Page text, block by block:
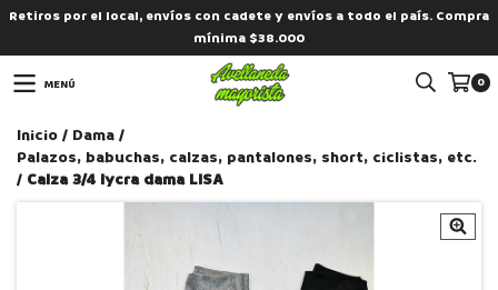
Retiros por el local, envíos con cadete y envíos a todo el país. Compra
mínima $38.000
MENÚ 0
Inicio / Dama /
Palazos, babuchas, calzas, pantalones, short, ciclistas, etc.
/ Calza 3/4 lycra dama LISA